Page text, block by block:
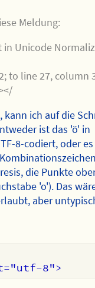
Meldung:
in Unicode
to line 27, column
kann ich auf die
ist das 'ö' in
8-codiert, oder
die Punkte
'o'). Das
aber